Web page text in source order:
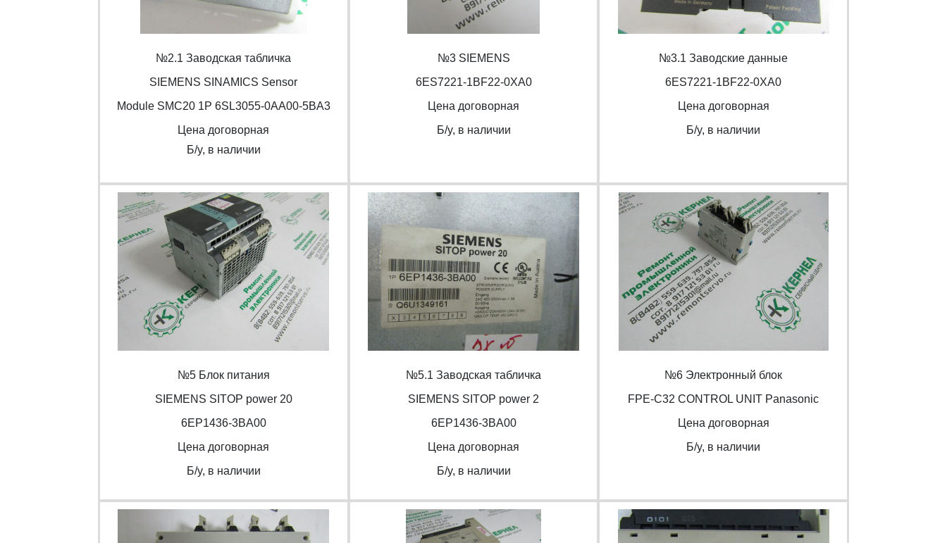
№2.1 Заводская табличка
SIEMENS SINAMICS Sensor
Module SMC20 1P 6SL3055-0AA00-5BA3
Цена договорная
Б/y, в наличии
№3 SIEMENS
6ES7221-1BF22-0XA0
Цена договорная
Б/y, в наличии
№3.1 Заводские данные
6ES7221-1BF22-0XA0
Цена договорная
Б/y, в наличии
№5 Блок питания
SIEMENS SITOP power 20
6EP1436-3BA00
Цена договорная
Б/y, в наличии
№5.1 Заводская табличка
SIEMENS SITOP power 2
6EP1436-3BA00
Цена договорная
Б/y, в наличии
№6 Электронный блок
FPE-C32 CONTROL UNIT Panasonic
Цена договорная
Б/y, в наличии